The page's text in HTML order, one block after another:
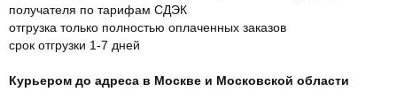
получателя по тарифам СДЭК
отгрузка только полностью оплаченных заказов
срок отгрузки 1-7 дней
Курьером до адреса в Москве и Московской области